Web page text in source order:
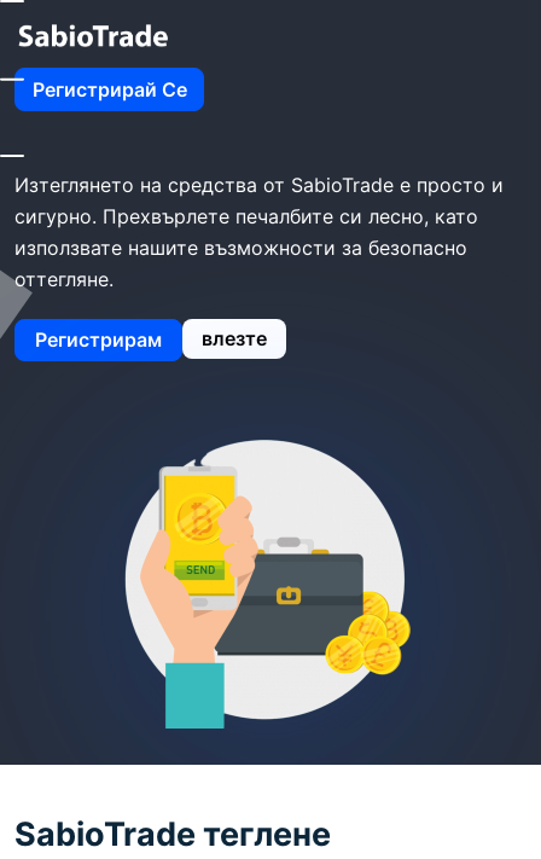
Регистрирай Се
Начало SabioTrade Теглене
SabioTrade теглене
Изтеглянето на средства от SabioTrade е просто и
сигурно. Прехвърлете печалбите си лесно, като
използвате нашите възможности за безопасно
оттегляне.
Регистрирам влезте
SabioTrade теглене